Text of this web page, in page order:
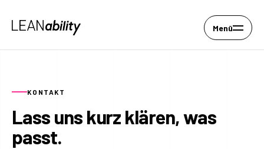
Menü
KONTAKT
Lass uns kurz klären, was
passt.